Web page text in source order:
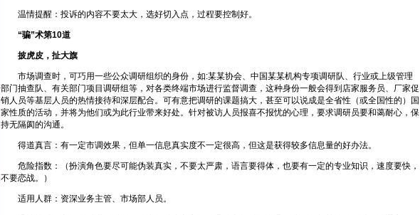
温情提醒：投诉的内容不要太大，选好切入点，过程要控制好。
“骗”术第10道
披虎皮，扯大旗
市场调查时，可巧用一些公众调研组织的身份，如:某某协会、中国某某机构专项调研队、行业或上级管理
部门抽查队、有关部门项目调研组等，对各类终端市场进行监督调查，这种身份一般会得到店家服务员、厂家促
销人员等基层人员的热情接待和深层配合。可有意把调研的课题搞大，甚至可以说成是全省性（或全国性的）国
家性质的活动，并将为他们或为此行业带来好处。针对被访人员报喜不报忧的心理，要求调研员要和蔼耐心，保
持无隔阂的沟通。
得道真言：有一定市调效果，但单一信息真实度不一定很高，但这是获得较多信息量的好办法。
危险指数：（扮演角色要尽可能伪装真实，不要太严肃，语言要得体，也要有一定的专业知识，速度要快，
不要恋战。）
适用人群：资深业务主管、市场部人员。